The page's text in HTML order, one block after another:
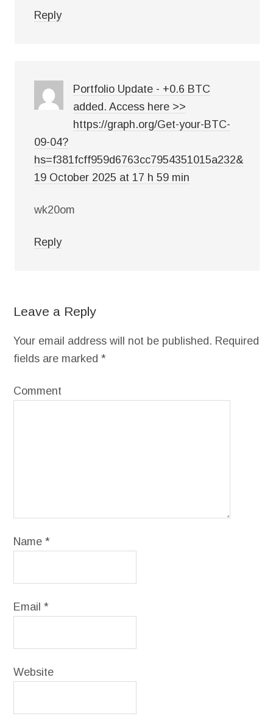
Reply
Portfolio Update - +0.6 BTC
added. Access here >>
https://graph.org/Get-your-BTC-
09-04?
hs=f381fcff959d6763cc7954351015a232&
19 October 2025 at 17 h 59 min
wk20om
Reply
Leave a Reply
Your email address will not be published. Required
fields are marked*
Comment
Name*
Email*
Website